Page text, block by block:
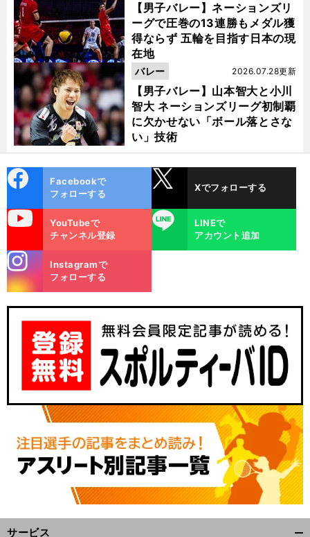
【男子バレー】ネーションズリ
ーグで圧巻の13連勝もメダル獲
得ならず 五輪を目指す日本の現
在地
【男子バレー】山本智大と小川
智大 ネーションズリーグ初制覇
に欠かせない「ボール落とさな
い」技術
2026.07.28更新
バレー
ok
Facebookで
フォローする
Xでフォローする
YouTubeで
チャンネル登録
LINE
LINEで
アカウント追加
m
Instagramで
フォローする
サービス